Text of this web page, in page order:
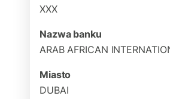
XXX
Nazwa banku
ARAB AFRICAN
Miasto
DUBAI